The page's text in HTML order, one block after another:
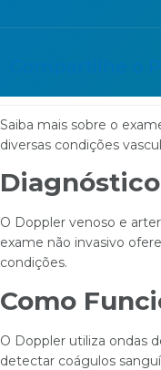
Compartilhe o
Saiba mais sobre o
diversas condições
O Doppler venoso e
exame não invasivo
condições.
Como
O Doppler utiliza ondas
detectar coágulos